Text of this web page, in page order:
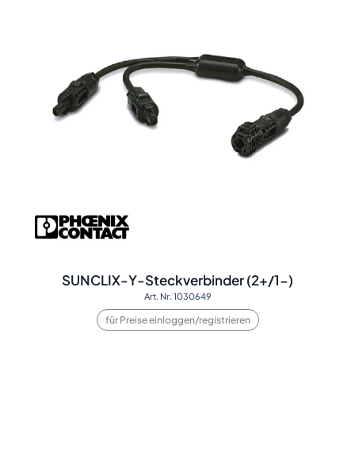
SUNCLIX-Y-Steckverbinder (2+/1-)
Art. Nr. 1030649
für Preise einloggen/registrieren